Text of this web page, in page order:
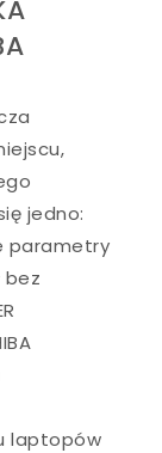
jedno:
parametry
bez
laptopów